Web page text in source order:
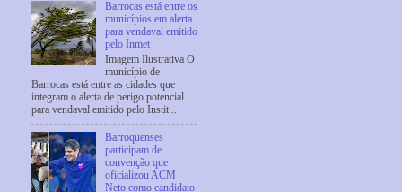
Barrocas está entre os
municípios em alerta
para vendaval emitido
pelo Inmet
Imagem Ilustrativa O
município de
Barrocas está entre as cidades que
integram o alerta de perigo potencial
para vendaval emitido pelo Instit...
Barroquenses
participam de
convenção que
oficializou ACM
Neto como candidato